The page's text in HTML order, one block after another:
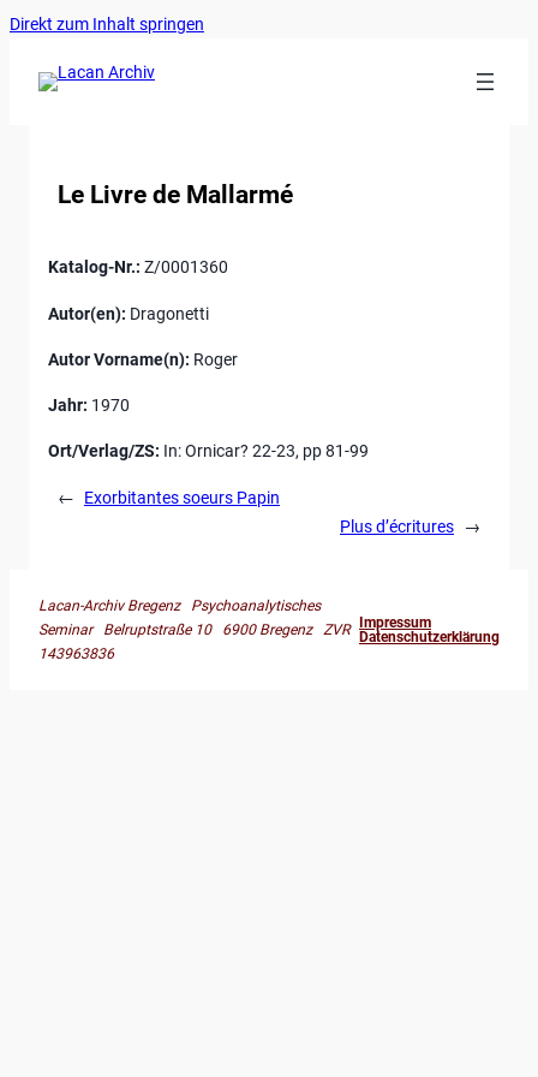
Direkt zum Inhalt springen
Le Livre de Mallarmé
Katalog-Nr.: Z/0001360
Autor(en): Dragonetti
Autor Vorname(n): Roger
Jahr: 1970
Ort/Verlag/ZS: In: Ornicar? 22-23, pp 81-99
←
Exorbitantes soeurs Papin
Plus d’écritures
→
Lacan-Archiv Bregenz Psychoanalytisches
Seminar Belruptstraße 10 6900 Bregenz ZVR
143963836
Impressum
Datenschutzerklärung